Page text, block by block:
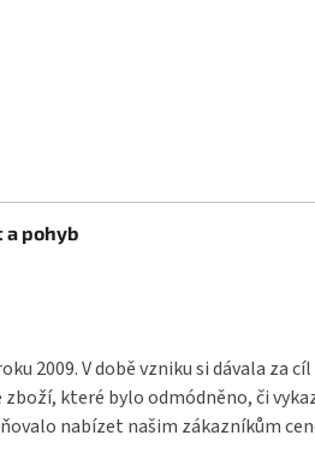
a pohyb
2009. V době vzniku si dávala za
které bylo odmódněno, či
nabízet našim zákazníkům